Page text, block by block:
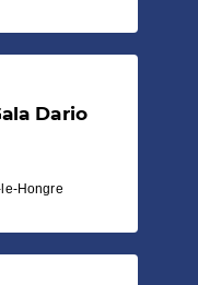
Dario
Hongre